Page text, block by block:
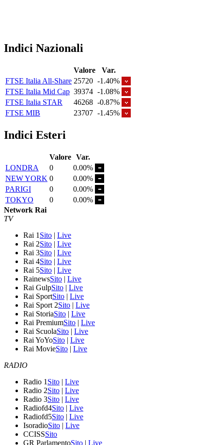
Indici Nazionali
Valore
Var.
FTSE Italia All-Share 25720 -1.40%
FTSE Italia Mid Cap 39374 -1.08%
FTSE Italia STAR
46268 -0.87%
FTSE MIB
23707 -1.45%
Indici Esteri
Valore Var.
LONDRA
0
0.00%
NEW YORK 0
0.00%
PARIGI
0
0.00%
TOKYO
0
0.00%
Network Rai
TV
Rai 1 Sito | Live
Rai 2Sito | Live
Rai 3Sito | Live
Rai 4Sito | Live
Rai 5Sito | Live
RainewsSito | Live
Rai GulpSito | Live
Rai SportSito | Live
Rai Sport 2Sito | Live
Rai StoriaSito | Live
Rai PremiumSito | Live
Rai ScuolaSito | Live
Rai YoYoSito | Live
Rai MovieSito | Live
RADIO
Radio 1 Sito | Live
Radio 2Sito | Live
Radio 3Sito | Live
Radiofd4Sito | Live
Radiofd5Sito | Live
IsoradioSito | Live
CCISSSito
GR ParlamentoSito | Live